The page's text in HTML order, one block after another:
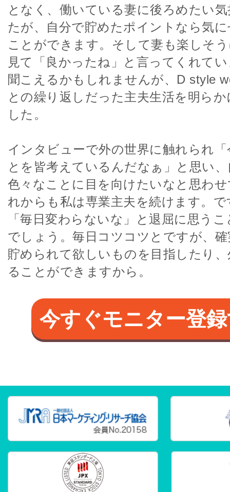
となく、働いている妻に後ろめたい
たが、自分で貯めたポイントなら気
ことができます。そして妻も楽しそ
見て「良かったね」と言ってくれて
聞こえるかもしれませんが、D style
との繰り返しだった主夫生活を明ら
した。
インタビューで外の世界に触れられ
とを皆考えているんだなぁ」と思い
色々なことに目を向けたいなと思わ
れからも私は専業主夫を続けます。
「毎日変わらないな」と退屈に思う
でしょう。毎日コツコツとですが、
貯められて欲しいものを目指したり
ることができますから。
今すぐモニター登